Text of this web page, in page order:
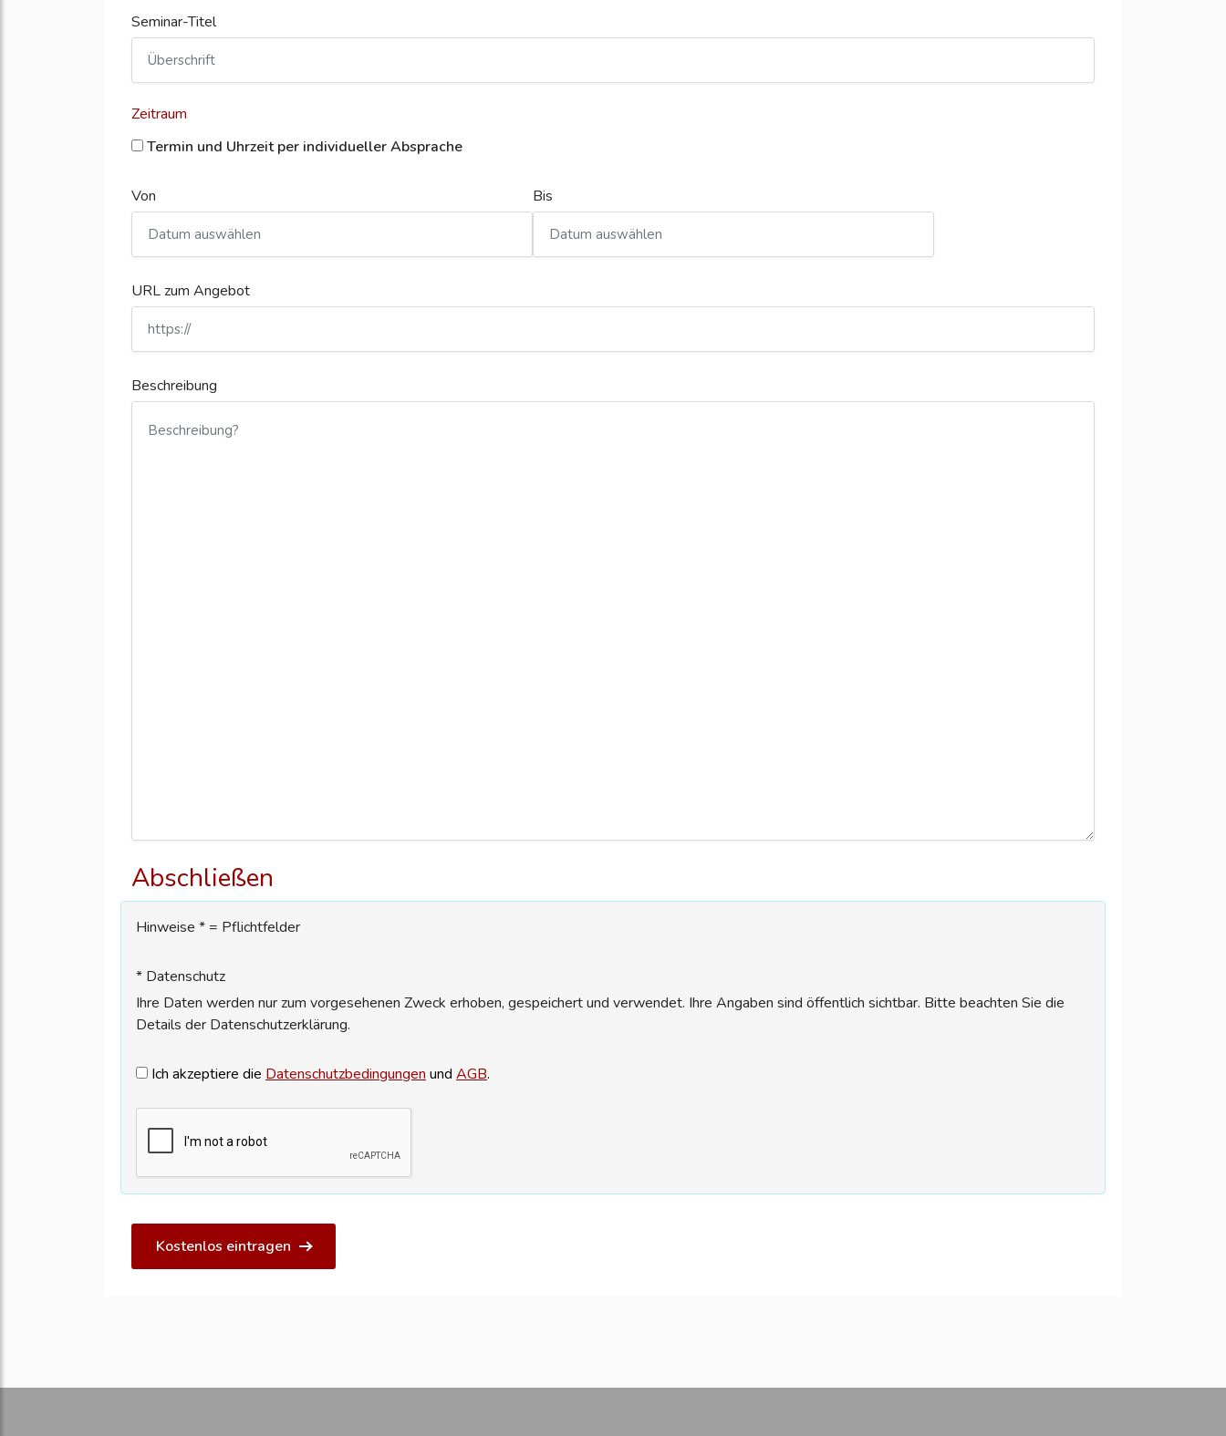
Seminar-Titel
Zeitraum
Termin und Uhrzeit per individueller Absprache
Von Bis
URL zum Angebot
Beschreibung
Abschließen
Hinweise * = Pflichtfelder
* Datenschutz
Ihre Daten werden nur zum vorgesehenen Zweck erhoben, gespeichert und verwendet. Ihre Angaben sind öffentlich sichtbar. Bitte beachten Sie die
Details der Datenschutzerklärung.
Ich akzeptiere die Datenschutzbedingungen und AGB.
Kostenlos eintragen